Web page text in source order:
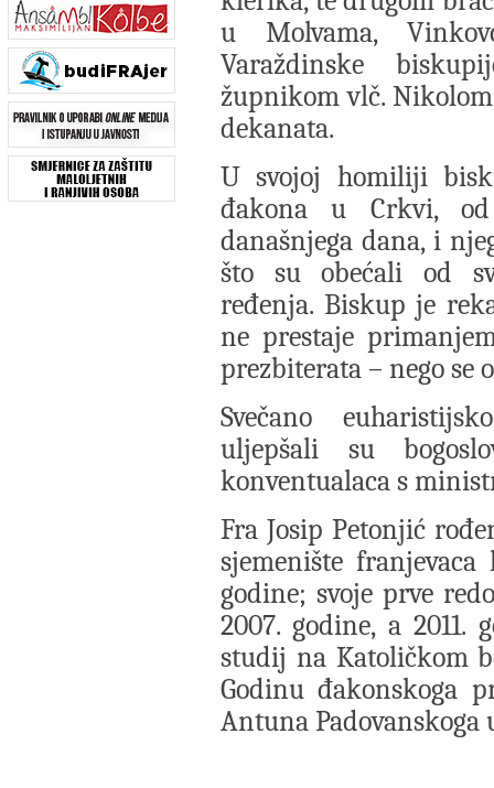
u Molvama,
Varaždinske
župnikom vlč.
dekanata.
U svojoj homiliji
đakona u Crkvi,
današnjega dana, i
što su obećali od
ređenja. Biskup je
ne prestaje
prezbiterata – nego se
Svečano
uljepšali su
konventualaca s
Fra Josip Petonjić
sjemenište
godine; svoje prve
2007. godine, a 2011.
studij na Katoličkom
Godinu đakonskoga
Antuna Padovanskoga